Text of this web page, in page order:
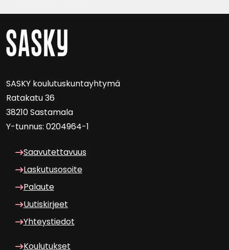
SASKY kou­lu­tus­kun­tayh­ty­mä
Ra­ta­ka­tu 36
38210 Sas­ta­ma­la
Y-​tunnus: 0204964-1
Saa­vu­tet­ta­vuus
Las­ku­tuso­soi­te
Pa­lau­te
Uu­tis­kir­jeet
Yh­teys­tie­dot
Kou­lu­tuk­set